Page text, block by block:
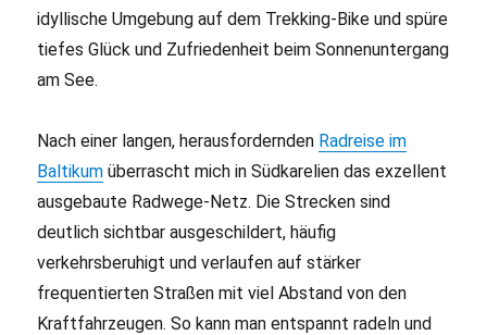
idyllische Umgebung auf dem Trekking-Bike und spüre
tiefes Glück und Zufriedenheit beim Sonnenuntergang
am See.
Nach einer langen, herausfordernden Radreise im
Baltikum überrascht mich in Südkarelien das exzellent
ausgebaute Radwege-Netz. Die Strecken sind
deutlich sichtbar ausgeschildert, häufig
verkehrsberuhigt und verlaufen auf stärker
frequentierten Straßen mit viel Abstand von den
Kraftfahrzeugen. So kann man entspannt radeln und